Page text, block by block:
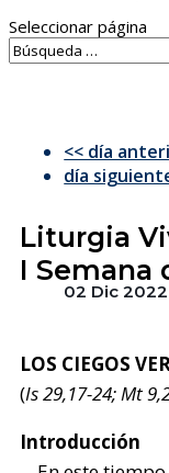
Seleccionar página
<< día
día
Liturgia
I Semana
02 Dic 2022
LOS CIEGOS
(Is 29,17-24; Mt
Introducción